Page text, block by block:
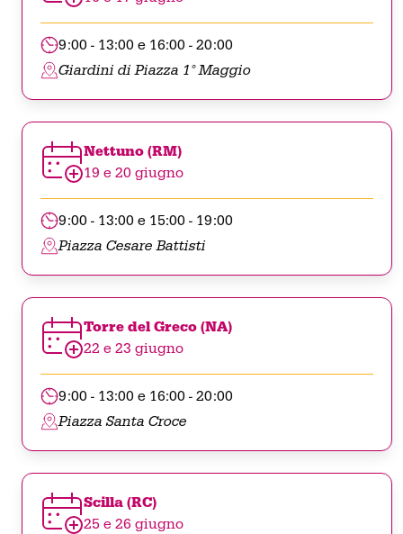
Attività fisica
per ossa d'acciaio
Muoversi fa bene alle ossa, non è
solo un modo di dire. La
sedentarietà comporta la perdita di
massa ossea e muscolare
fisica stimola, invece, la densità
ossea, rafforza i muscoli che le
sostengono, migliora equilibrio e
9:00 - 13:00 e 16:00 - 20:00
Giardini di Piazza 1° Maggio
Nettuno (RM)
19 e 20 giugno
9:00 - 13:00 e 15:00 - 19:00
Piazza Cesare Battisti
Torre del Greco (NA)
22 e 23 giugno
9:00 - 13:00 e 16:00 - 20:00
Piazza Santa Croce
Scilla (RC)
25 e 26 giugno